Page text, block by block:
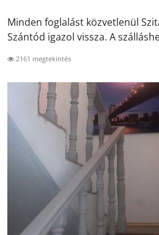
Minden foglalást közvetlenül
Szántód igazol vissza. A
2161 megtekintés